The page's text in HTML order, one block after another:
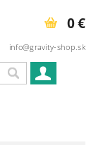
info@gravity-shop.sk
0 €